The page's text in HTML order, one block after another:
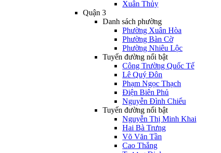
Xuân Thủy
Quận 3
Danh sách phường
Phường Xuân Hòa
Phường Bàn Cờ
Phường Nhiêu Lộc
Tuyến đường nổi bật
Công Trường Quốc Tế
Lê Quý Đôn
Phạm Ngọc Thạch
Điện Biên Phủ
Nguyễn Đình Chiểu
Tuyến đường nổi bật
Nguyễn Thị Minh Khai
Hai Bà Trưng
Võ Văn Tần
Cao Thắng